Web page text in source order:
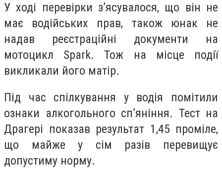
У ході перевірки з’ясувалося, що він не
має водійських прав, також юнак не
надав реєстраційні документи на
мотоцикл Spark. Тож на місце події
викликали його матір.
Під час спілкування у водія помітили
ознаки алкогольного сп’яніння. Тест на
Драгері показав результат 1,45 проміле,
що майже у сім разів перевищує
допустиму норму.